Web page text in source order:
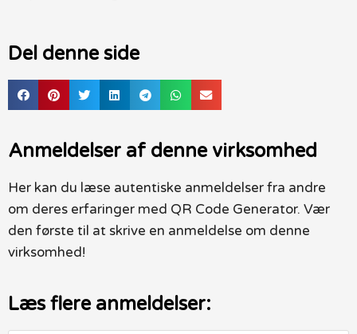
Del denne side
Anmeldelser af denne virksomhed
Her kan du læse autentiske anmeldelser fra andre
om deres erfaringer med QR Code Generator. Vær
den første til at skrive en anmeldelse om denne
virksomhed!
Læs flere anmeldelser: